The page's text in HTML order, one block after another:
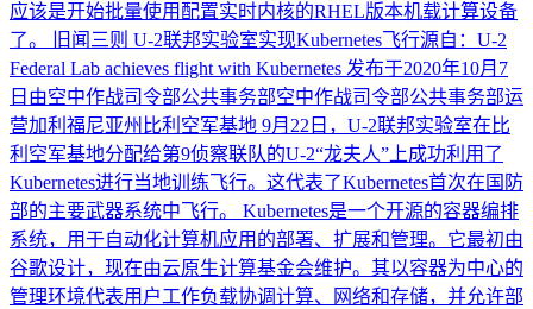
应该是开始批量使用配置实时内核的RHEL版本机载计算设备
了。 旧闻三则 U-2联邦实验室实现Kubernetes飞行源自：U-2
Federal Lab achieves flight with Kubernetes 发布于2020年10月7
日由空中作战司令部公共事务部空中作战司令部公共事务部运
营加利福尼亚州比利空军基地 9月22日，U-2联邦实验室在比
利空军基地分配给第9侦察联队的U-2“龙夫人”上成功利用了
Kubernetes进行当地训练飞行。这代表了Kubernetes首次在国防
部的主要武器系统中飞行。 Kubernetes是一个开源的容器编排
系统，用于自动化计算机应用的部署、扩展和管理。它最初由
谷歌设计，现在由云原生计算基金会维护。其以容器为中心的
管理环境代表用户工作负载协调计算、网络和存储，并允许部